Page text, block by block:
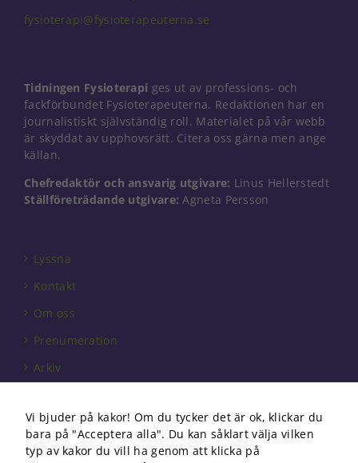
fysioterapi@fysioterapeuterna.se
Tidningen Fysioterapi ges ut av professions- och
fackförbundet Fysioterapeuterna. Redaktionen har en
journalistiskt självständig roll. Materialet på vår webb
är skyddat av upphovsrätt. Citera oss gärna men ange
källan.
Chefredaktör och ansvarig utgivare: Linus Hellerstedt
Ställföreträdande utgivare: Agneta Persson
Lyssna
Kontakt
Om oss
Prenumeration
Arkiv
Förbundet
Om cookies
Vi bjuder på kakor! Om du tycker det är ok, klickar du
bara på "Acceptera alla". Du kan såklart välja vilken
typ av kakor du vill ha genom att klicka på
Nödvändiga
Dessa kakor
går inte att
behövs för
att hemsidan
över huvud
och
baserat på
hur
hemsidan
används.